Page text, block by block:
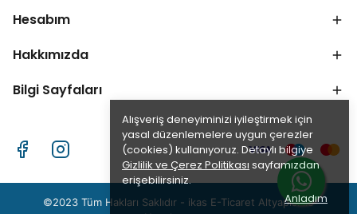
Alışveriş deneyiminizi iyileştirmek için
yasal düzenlemelere uygun çerezler
(cookies) kullanıyoruz. Detaylı bilgiye
Gizlilik ve Çerez Politikası sayfamızdan
erişebilirsiniz.
Anladım
Hesabım
Hakkımızda
Bilgi Sayfaları
©2023 Tüm Hakları Saklıdır - ikas E-Ticaret Altyapısı ile